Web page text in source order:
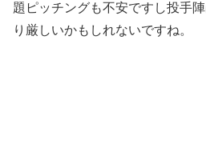
題ピッチングも不安ですし投手
り厳しいかもしれないですね。